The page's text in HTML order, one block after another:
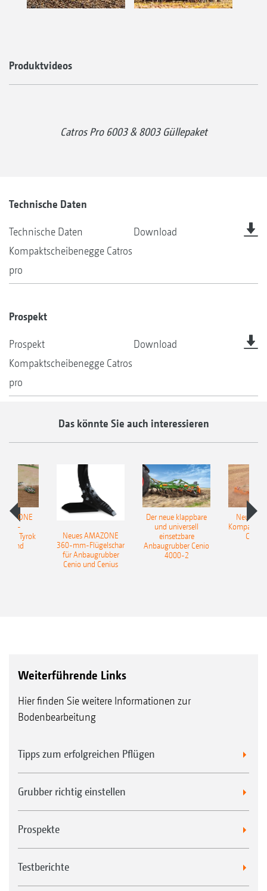
Produktvideos
Catros Pro 6003 & 8003 Güllepaket
Technische Daten
Technische Daten
Kompaktscheibenegge Catros
pro
Download
Prospekt
Prospekt
Kompaktscheibenegge Catros
pro
Download
Das könnte Sie auch interessieren
Tyrok
Neues AMAZONE
360-mm-Flügelschar
für Anbaugrubber
Cenio und Cenius
Der neue klappbare
und universell
einsetzbare
Anbaugrubber Cenio
4000-2
Neue
Weiterführende Links
Hier finden Sie weitere Informationen zur
Bodenbearbeitung
Tipps zum erfolgreichen Pflügen
Grubber richtig einstellen
Prospekte
Testberichte